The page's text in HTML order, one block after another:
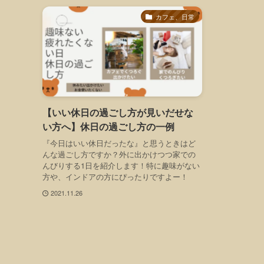
カフェ、日常
【いい休日の過ごし方が見いだせな
い方へ】休日の過ごし方の一例
『今日はいい休日だったな』と思うときはど
んな過ごし方ですか？外に出かけつつ家での
んびりする1日を紹介します！特に趣味がない
方や、インドアの方にぴったりですよー！
2021.11.26